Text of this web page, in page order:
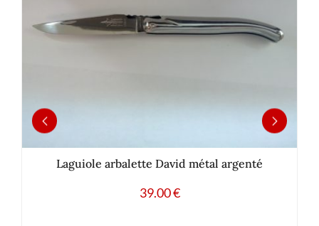
Laguiole arbalette David métal argenté
39.00€